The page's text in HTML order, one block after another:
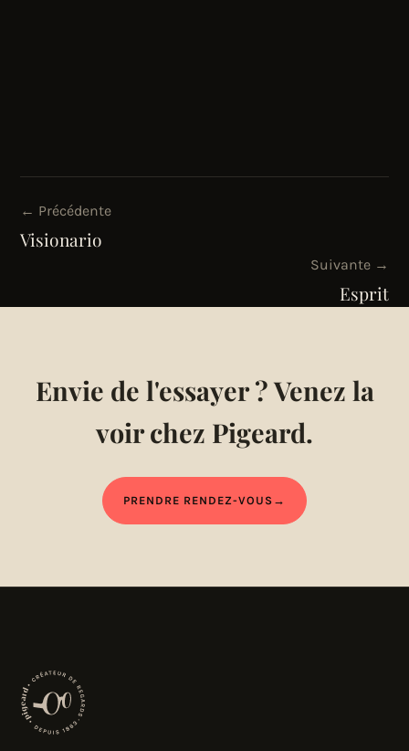
← Précédente
Visionario
Suivante →
Esprit
Envie de l'essayer ? Venez la
voir chez Pigeard.
PRENDRE RENDEZ-VOUS →